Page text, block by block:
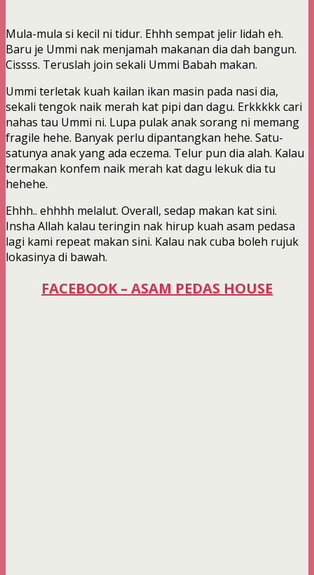
Mula-mula si kecil ni tidur. Ehhh sempat jelir lidah eh.
Baru je Ummi nak menjamah makanan dia dah bangun.
Cissss. Teruslah join sekali Ummi Babah makan.
Ummi terletak kuah kailan ikan masin pada nasi dia,
sekali tengok naik merah kat pipi dan dagu. Erkkkkk cari
nahas tau Ummi ni. Lupa pulak anak sorang ni memang
fragile hehe. Banyak perlu dipantangkan hehe. Satu-
satunya anak yang ada eczema. Telur pun dia alah. Kalau
termakan konfem naik merah kat dagu lekuk dia tu
hehehe.
Ehhh.. ehhhh melalut. Overall, sedap makan kat sini.
Insha Allah kalau teringin nak hirup kuah asam pedasa
lagi kami repeat makan sini. Kalau nak cuba boleh rujuk
lokasinya di bawah.
FACEBOOK – ASAM PEDAS HOUSE